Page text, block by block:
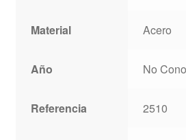
Material Acero
Año No
Referencia 2510